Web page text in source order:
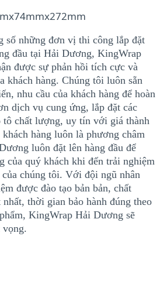
số những đơn vị thi công lắp đặt
đầu tại Hải Dương, KingWrap
được sự phản hồi tích cực và
khách hàng. Chúng tôi luôn sẵn
nhu cầu của khách hàng để hoàn
dịch vụ cung ứng, lắp đặt các
tô chất lượng, uy tín với giá thành
hàng luôn là phương châm
luôn đặt lên hàng đầu để
của quý khách khi đến trải nghiệm
chúng tôi. Với đội ngũ nhân
được đào tạo bản bản, chất
thời gian bảo hành đúng theo
KingWrap Hải Dương sẽ
vọng.